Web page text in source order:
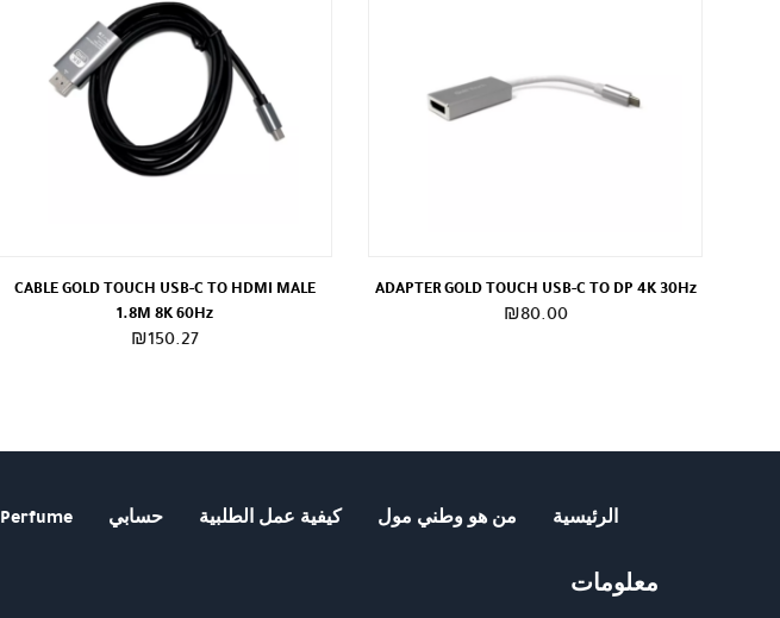
ADAPTER GOLD TOUCH USB-C TO DP 4K 30Hz
₪80.00
CABLE GOLD TOUCH USB-C TO HDMI MALE
1.8M 8K 60Hz
₪150.27
الرئيسية من هو وطني مول كيفية عمل الطلبية حسابي Perfume
معلومات